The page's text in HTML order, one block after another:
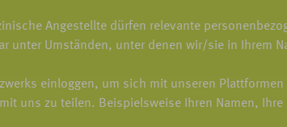
Angestellte dürfen relevante
unter Umständen, unter denen wir/sie in Ihrem
einloggen, um sich mit unseren
uns zu teilen. Beispielsweise Ihren Namen,